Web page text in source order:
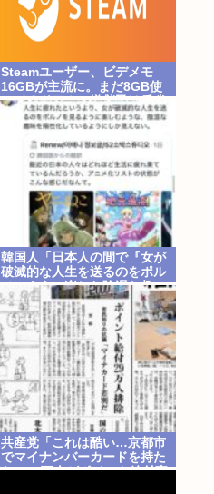
Steamユーザー、ビデメモ
16GBが主流に。まだ8GB使
ってるドアホの嫌儲民は反省
文書いてね。
韓国人「日本人の間で『女が
破滅的な人生を送るのをポル
ノのように楽しむ陰湿な趣
味』が流行っている」
共産党「これは酷い…京都市
でマイナンバーカードを持た
ない29万人がポイント給付事